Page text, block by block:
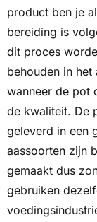
product ben je
bereiding is
dit proces
behouden in
wanneer de pot
de kwaliteit. De
geleverd in een
aassoorten zijn
gemaakt dus
gebruiken